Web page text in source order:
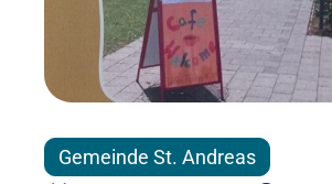
Gemeinde St. Andreas